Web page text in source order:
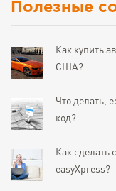
Полезные
Как купить
США?
Что делать,
код?
Как сделать
easyXpress?